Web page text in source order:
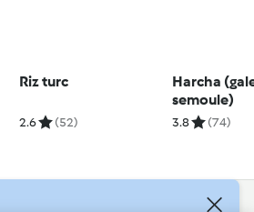
Riz turc
2.6 (52)
Harcha
semoule)
3.8 (74)